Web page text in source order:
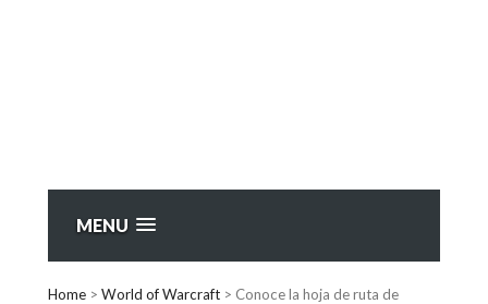
MENU
Home > World of Warcraft > Conoce la hoja de ruta de